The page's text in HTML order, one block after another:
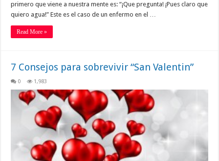
primero que viene a nuestra mente es: “¡Que pregunta! ¡Pues claro que
quiero agua!” Este es el caso de un enfermo en el …
Read More »
7 Consejos para sobrevivir “San Valentin”
0 1,983